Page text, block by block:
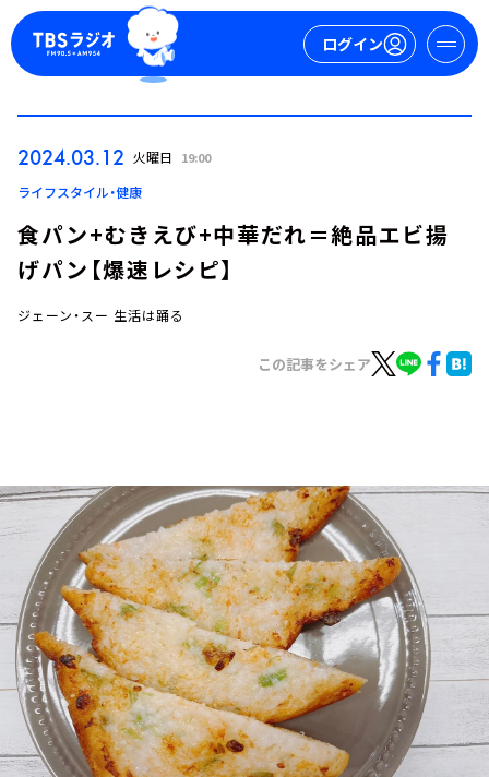
ログイン
ログイン
お知らせ
イベント・グッズ
YouTube
会社情報
2024.03.12 火曜日 19:00
ライフスタイル・健康
食パン+むきえび+中華だれ＝絶品エビ揚
げパン【爆速レシピ】
ジェーン・スー 生活は踊る
この記事をシェア